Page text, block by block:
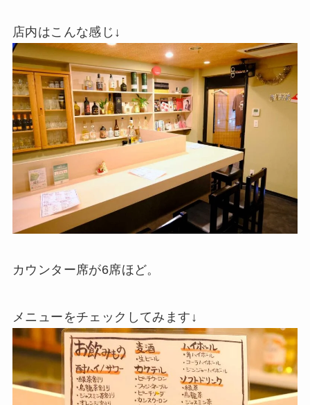
店内はこんな感じ↓
カウンター席が6席ほど。
メニューをチェックしてみます↓